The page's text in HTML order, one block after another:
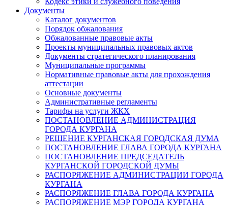
Документы
Каталог документов
Порядок обжалования
Обжалованные правовые акты
Проекты муниципальных правовых актов
Документы стратегического планирования
Муниципальные программы
Нормативные правовые акты для прохождения
аттестации
Основные документы
Административные регламенты
Тарифы на услуги ЖКХ
ПОСТАНОВЛЕНИЕ АДМИНИСТРАЦИЯ
ГОРОДА КУРГАНА
РЕШЕНИЕ КУРГАНСКАЯ ГОРОДСКАЯ ДУМА
ПОСТАНОВЛЕНИЕ ГЛАВА ГОРОДА КУРГАНА
ПОСТАНОВЛЕНИЕ ПРЕДСЕДАТЕЛЬ
КУРГАНСКОЙ ГОРОДСКОЙ ДУМЫ
РАСПОРЯЖЕНИЕ АДМИНИСТРАЦИИ ГОРОДА
КУРГАНА
РАСПОРЯЖЕНИЕ ГЛАВА ГОРОДА КУРГАНА
РАСПОРЯЖЕНИЕ МЭР ГОРОДА КУРГАНА